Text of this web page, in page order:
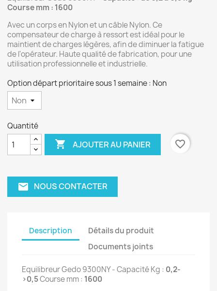
Course mm : 1600
Avec un corps en Nylon et un câble Nylon. Ce
compensateur de charge à ressort est idéal pour le
maintient de charges légères, afin de diminuer la fatigue
de l'opérateur. Haute qualité de fabrication, pour une
utilisation professionnelle et industrielle.
Option départ prioritaire sous 1 semaine : Non
Quantité
 AJOUTER AU PANIER favorite_border
email NOUS CONTACTER
Description
Détails du produit
Documents joints
Equilibreur Gedo 9300NY - Capacité Kg : 0,2-
>0,5Course mm : 1600